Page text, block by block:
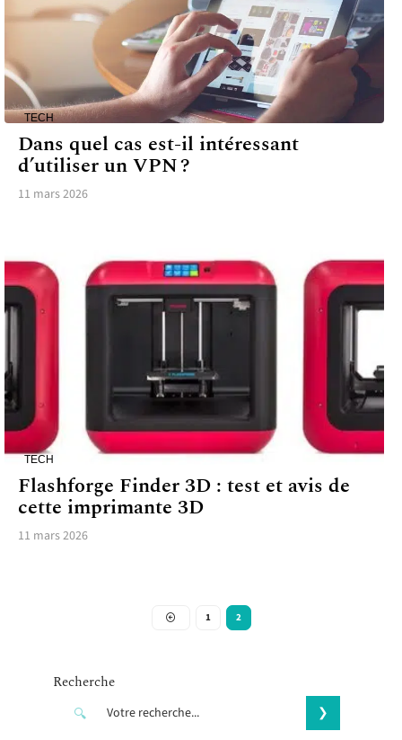
TECH
Dans quel cas est-il intéressant
d’utiliser un VPN ?
11 mars 2026
TECH
Flashforge Finder 3D : test et avis de
cette imprimante 3D
11 mars 2026
1 2
Recherche